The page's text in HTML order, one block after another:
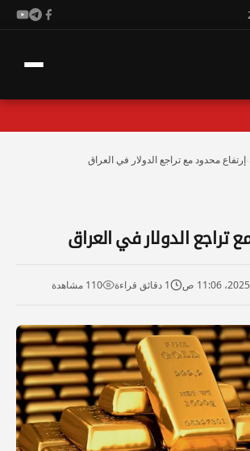
إرتفاع محدود مع تراجع الدولار في العراق
تراجع الدولار في العراق
1 دقائق قراءة 110 مشاهدة